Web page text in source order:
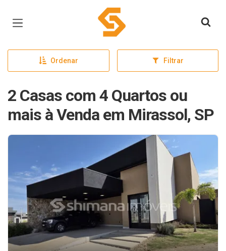
Página inicial
Ordenar Filtrar
2 Casas com 4 Quartos ou
mais à Venda em Mirassol, SP